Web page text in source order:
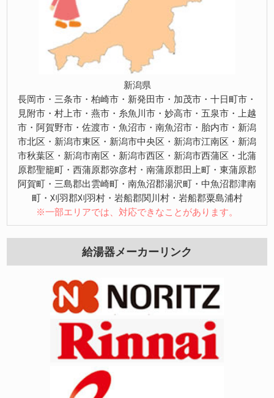
新潟県
長岡市・三条市・柏崎市・新発田市・加茂市・十日町市・
見附市・村上市・燕市・糸魚川市・妙高市・五泉市・上越
市・阿賀野市・佐渡市・魚沼市・南魚沼市・胎内市・新潟
市北区・新潟市東区・新潟市中央区・新潟市江南区・新潟
市秋葉区・新潟市南区・新潟市西区・新潟市西蒲区・北蒲
原郡聖籠町・西蒲原郡弥彦村・南蒲原郡田上町・東蒲原郡
阿賀町・三島郡出雲崎町・南魚沼郡湯沢町・中魚沼郡津南
町・刈羽郡刈羽村・岩船郡関川村・岩船郡粟島浦村
※一部エリアでは、対応できなことがあります。
給湯器メーカーリンク